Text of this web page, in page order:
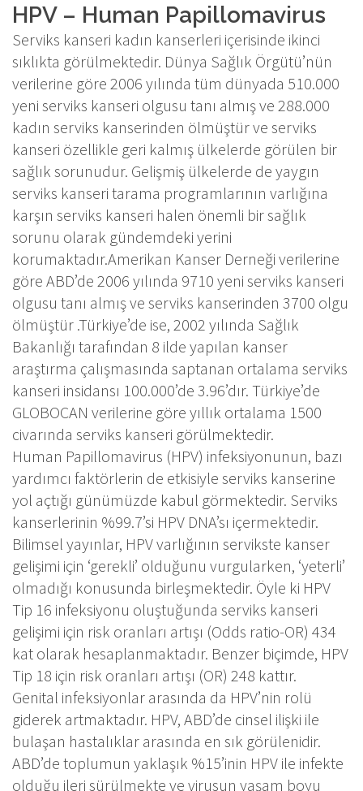
HPV – Human Papillomavirus
Serviks kanseri kadın kanserleri içerisinde ikinci
sıklıkta görülmektedir. Dünya Sağlık Örgütü’nün
verilerine göre 2006 yılında tüm dünyada 510.000
yeni serviks kanseri olgusu tanı almış ve 288.000
kadın serviks kanserinden ölmüştür ve serviks
kanseri özellikle geri kalmış ülkelerde görülen bir
sağlık sorunudur. Gelişmiş ülkelerde de yaygın
serviks kanseri tarama programlarının varlığına
karşın serviks kanseri halen önemli bir sağlık
sorunu olarak gündemdeki yerini
korumaktadır.Amerikan Kanser Derneği verilerine
göre ABD’de 2006 yılında 9710 yeni serviks kanseri
olgusu tanı almış ve serviks kanserinden 3700 olgu
ölmüştür .Türkiye’de ise, 2002 yılında Sağlık
Bakanlığı tarafından 8 ilde yapılan kanser
araştırma çalışmasında saptanan ortalama serviks
kanseri insidansı 100.000’de 3.96’dır. Türkiye’de
GLOBOCAN verilerine göre yıllık ortalama 1500
civarında serviks kanseri görülmektedir.
Human Papillomavirus (HPV) infeksiyonunun, bazı
yardımcı faktörlerin de etkisiyle serviks kanserine
yol açtığı günümüzde kabul görmektedir. Serviks
kanserlerinin %99.7’si HPV DNA’sı içermektedir.
Bilimsel yayınlar, HPV varlığının servikste kanser
gelişimi için ‘gerekli’ olduğunu vurgularken, ‘yeterli’
olmadığı konusunda birleşmektedir. Öyle ki HPV
Tip 16 infeksiyonu oluştuğunda serviks kanseri
gelişimi için risk oranları artışı (Odds ratio-OR) 434
kat olarak hesaplanmaktadır. Benzer biçimde, HPV
Tip 18 için risk oranları artışı (OR) 248 kattır.
Genital infeksiyonlar arasında da HPV’nin rolü
giderek artmaktadır. HPV, ABD’de cinsel ilişki ile
bulaşan hastalıklar arasında en sık görülenidir.
ABD’de toplumun yaklaşık %15’inin HPV ile infekte
olduğu ileri sürülmekte ve virusun yaşam boyu